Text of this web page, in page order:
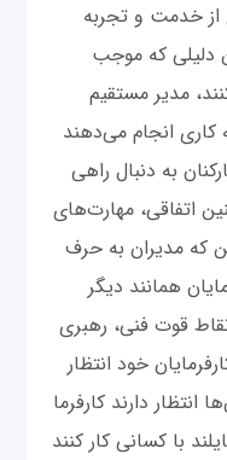
خدمت و تجربه
دلیلی که موجب
مدیر مستقیم
انجام می‌دهند
به دنبال راهی
اتفاقی، مهارت‌های
مدیران به حرف
همانند دیگر
قوت فنی، رهبری
خود انتظار
دارند کارفرما
با کسانی کار کنند